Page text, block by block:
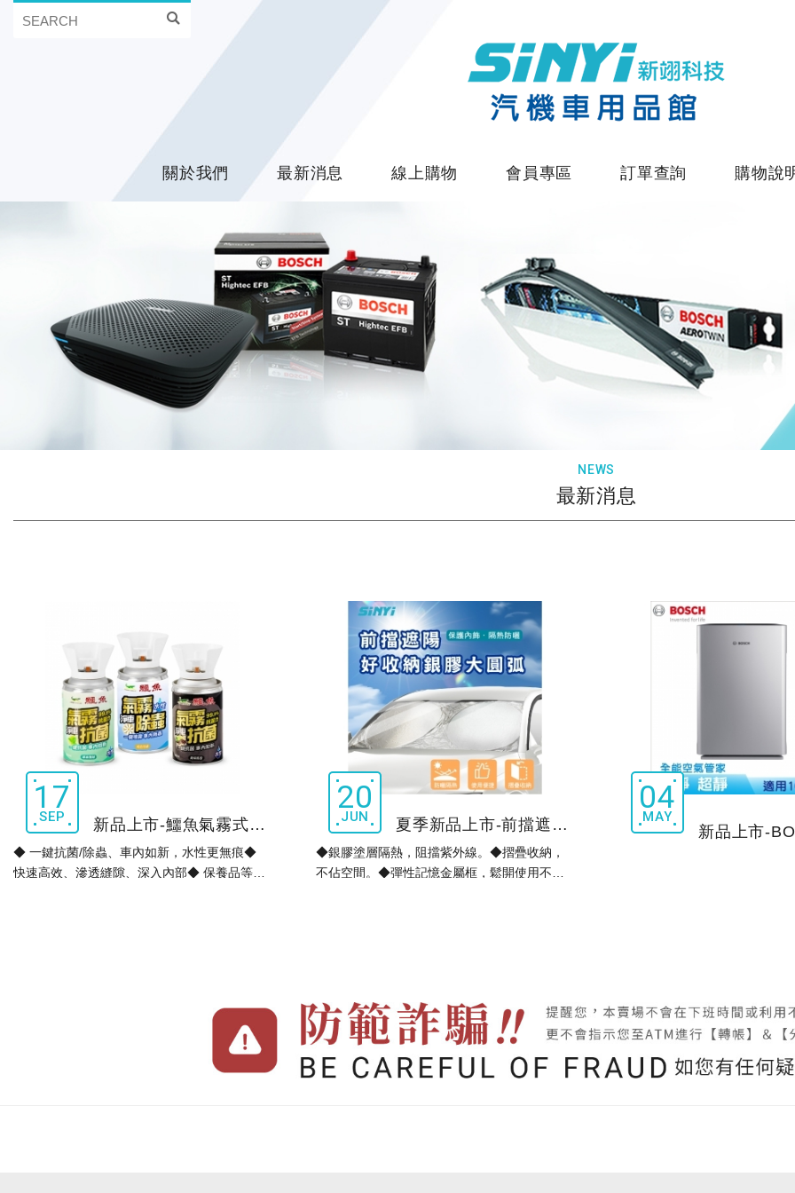
關於我們 最新消息 線上購物 會員專區 訂單查詢 購物說
NEWS
最新消息
17
SEP 新品上市-鱷魚氣霧式抗菌/ 除蟲噴霧
◆ 一鍵抗菌/除蟲、車內如新，水性更無痕◆
快速高效、滲透縫隙、深入內部◆ 保養品等級
20
JUN 夏季新品上市-前擋遮陽好收納銀膠大圓弧
◆銀膠塗層隔熱，阻擋紫外線。◆摺疊收納，
不佔空間。◆彈性記憶金屬框，鬆開使用不變
04
MAY